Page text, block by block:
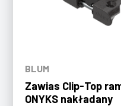
BLUM
Zawias Clip-Top
ONYKS nakładany